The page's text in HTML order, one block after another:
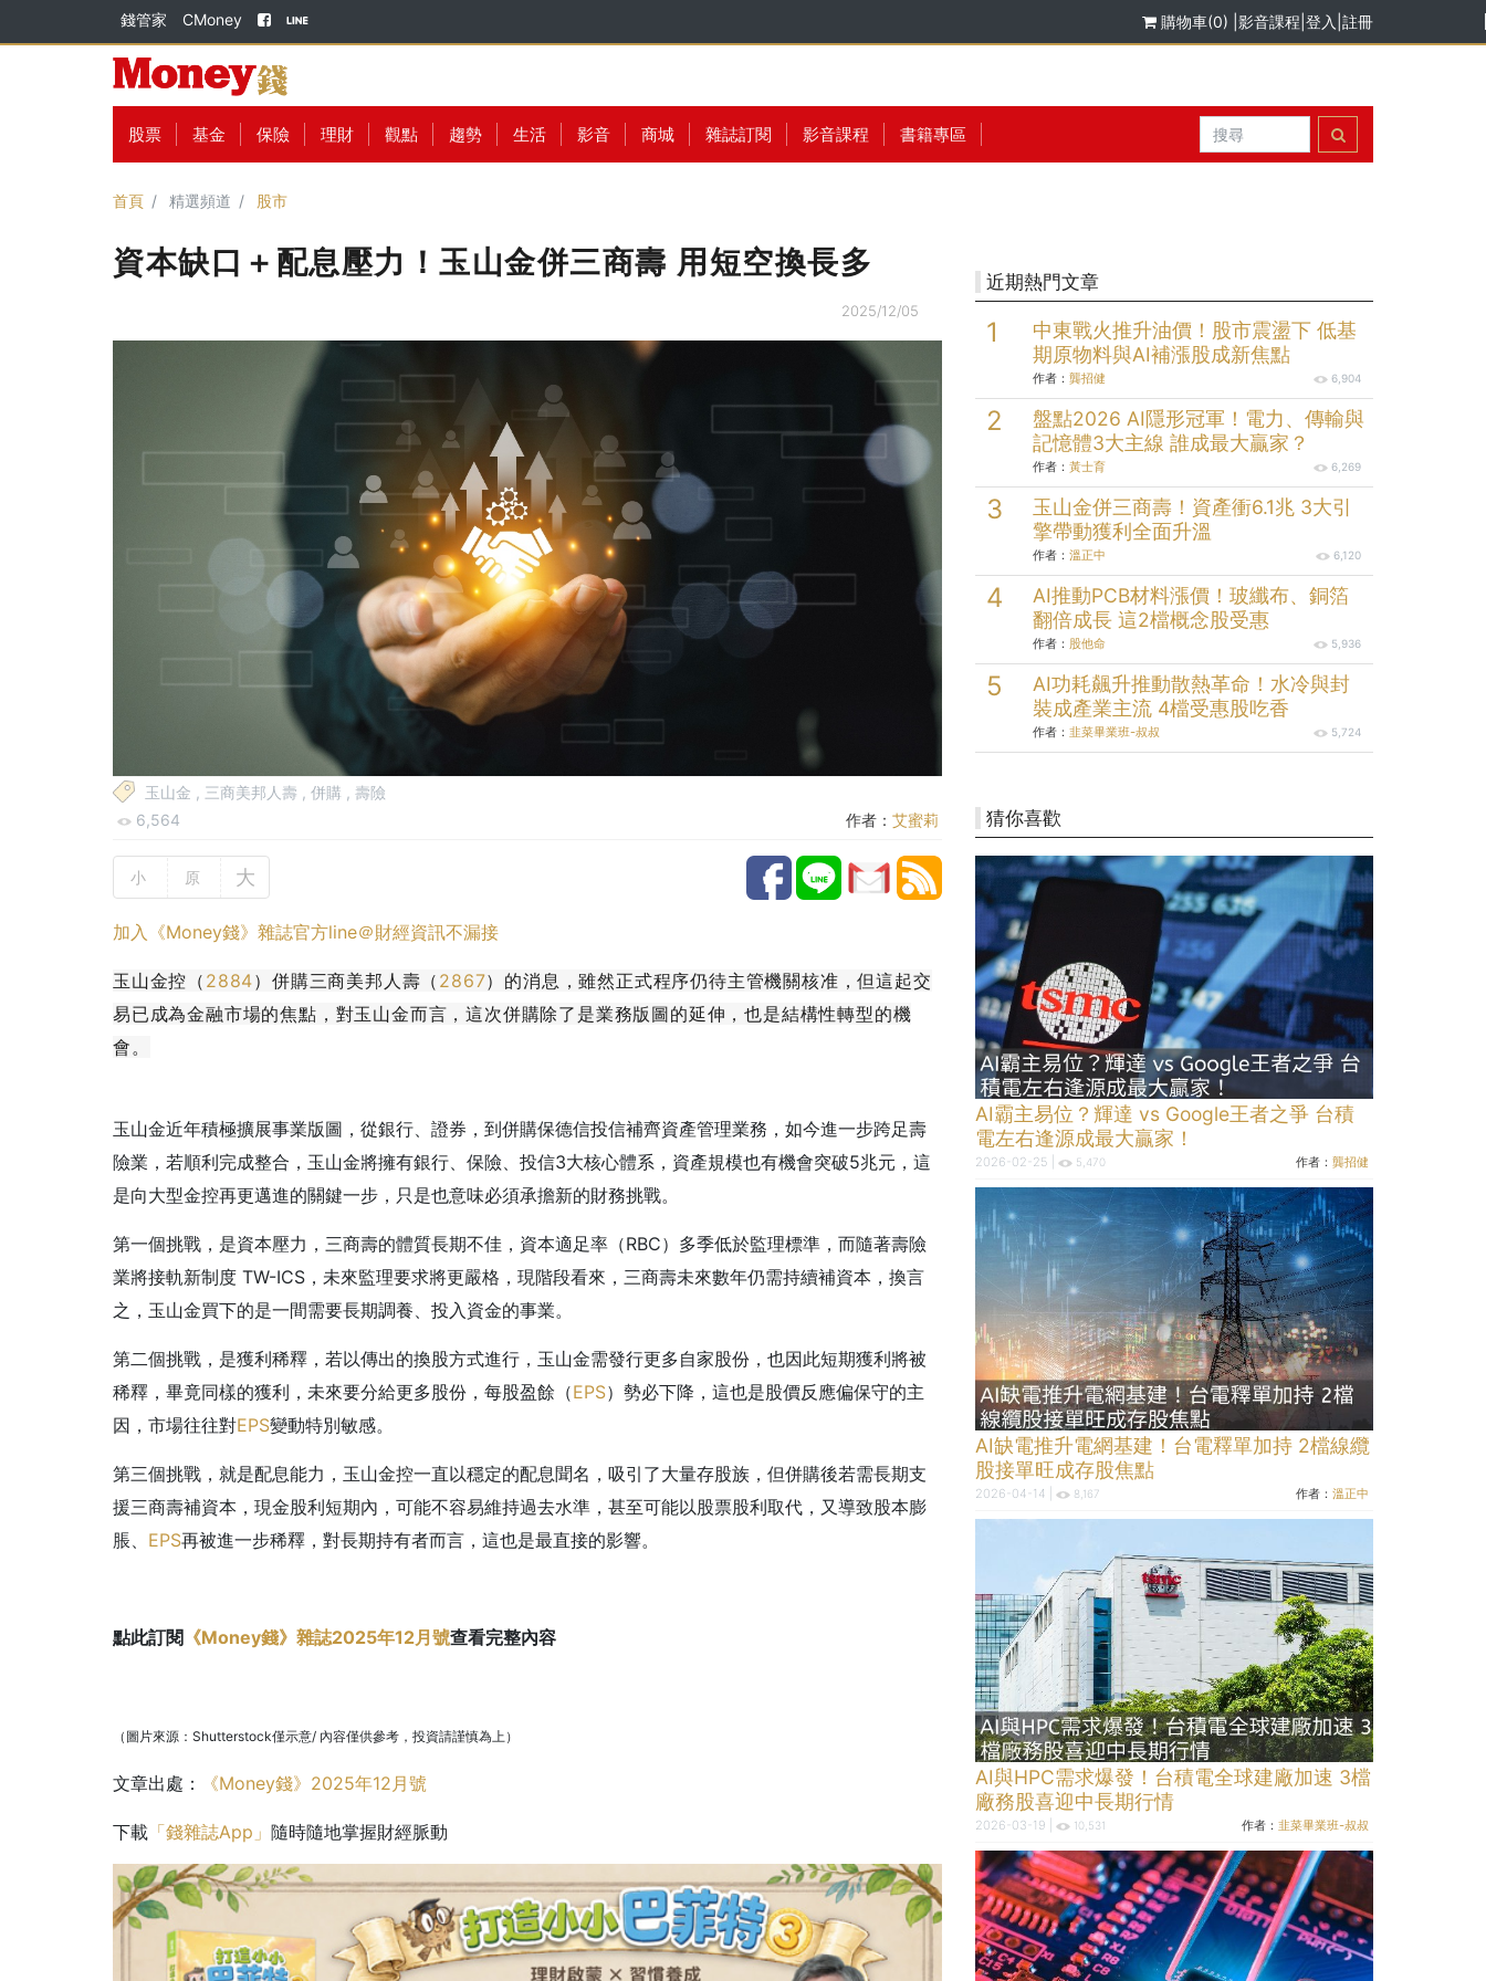
錢管家 CMoney 購物車(0) 影音課程 登入 註冊
股票 基金 保險 理財 觀點 趨勢 生活 影音 商城 雜誌訂閱 影音課程 書籍專區
首頁 精選頻道 股市
資本缺口＋配息壓力！玉山金併三商壽 用短空換長多
2025/12/05
玉山金 , 三商美邦人壽 , 併購 , 壽險
6,564
作者： 艾蜜莉
小 原 大
加入《Money錢》雜誌官方line＠財經資訊不漏接
玉山金控（ 2884）併購三商美邦人壽（ 2867）的消息，雖然正式程序仍待主管機關核准，但這起交
易已成為金融市場的焦點，對玉山金而言，這次併購除了是業務版圖的延伸，也是結構性轉型的機
會。
玉山金近年積極擴展事業版圖，從銀行、證券，到併購保德信投信補齊資產管理業務，如今進一步跨足壽
險業，若順利完成整合，玉山金將擁有銀行、保險、投信3大核心體系，資產規模也有機會突破5兆元，這
是向大型金控再更邁進的關鍵一步，只是也意味必須承擔新的財務挑戰。
第一個挑戰，是資本壓力，三商壽的體質長期不佳，資本適足率（RBC）多季低於監理標準，而隨著壽險
業將接軌新制度 TW-ICS，未來監理要求將更嚴格，現階段看來，三商壽未來數年仍需持續補資本，換言
之，玉山金買下的是一間需要長期調養、投入資金的事業。
第二個挑戰，是獲利稀釋，若以傳出的換股方式進行，玉山金需發行更多自家股份，也因此短期獲利將被
稀釋，畢竟同樣的獲利，未來要分給更多股份，每股盈餘（EPS）勢必下降，這也是股價反應偏保守的主
因，市場往往對EPS變動特別敏感。
第三個挑戰，就是配息能力，玉山金控一直以穩定的配息聞名，吸引了大量存股族，但併購後若需長期支
援三商壽補資本，現金股利短期內，可能不容易維持過去水準，甚至可能以股票股利取代，又導致股本膨
脹、 EPS再被進一步稀釋，對長期持有者而言，這也是最直接的影響。
點此訂閱 《Money錢》雜誌2025年12月號查看完整內容
（圖片來源：Shutterstock僅示意/ 內容僅供參考，投資請謹慎為上）
文章出處： 《Money錢》2025年12月號
下載 「錢雜誌App」 隨時隨地掌握財經脈動
近期熱門文章
中東戰火推升油價！股市震盪下 低基
期原物料與AI補漲股成新焦點
作者： 龔招健 6,904
盤點2026 AI隱形冠軍！電力、傳輸與
記憶體3大主線 誰成最大贏家？
作者： 黃士育 6,269
玉山金併三商壽！資產衝6.1兆 3大引
擎帶動獲利全面升溫
作者： 溫正中 6,120
AI推動PCB材料漲價！玻纖布、銅箔
翻倍成長 這2檔概念股受惠
作者： 股他命 5,936
AI功耗飆升推動散熱革命！水冷與封
裝成產業主流 4檔受惠股吃香
作者： 韭菜畢業班-叔叔 5,724
猜你喜歡
AI霸主易位？輝達 vs Google王者之爭 台積
電左右逢源成最大贏家！
2026-02-25 | 5,470 作者：龔招健
AI缺電推升電網基建！台電釋單加持 2檔線纜
股接單旺成存股焦點
2026-04-14 | 8,167 作者：溫正中
AI與HPC需求爆發！台積電全球建廠加速 3檔
廠務股喜迎中長期行情
2026-03-19 | 10,531 作者：韭菜畢業班-叔叔